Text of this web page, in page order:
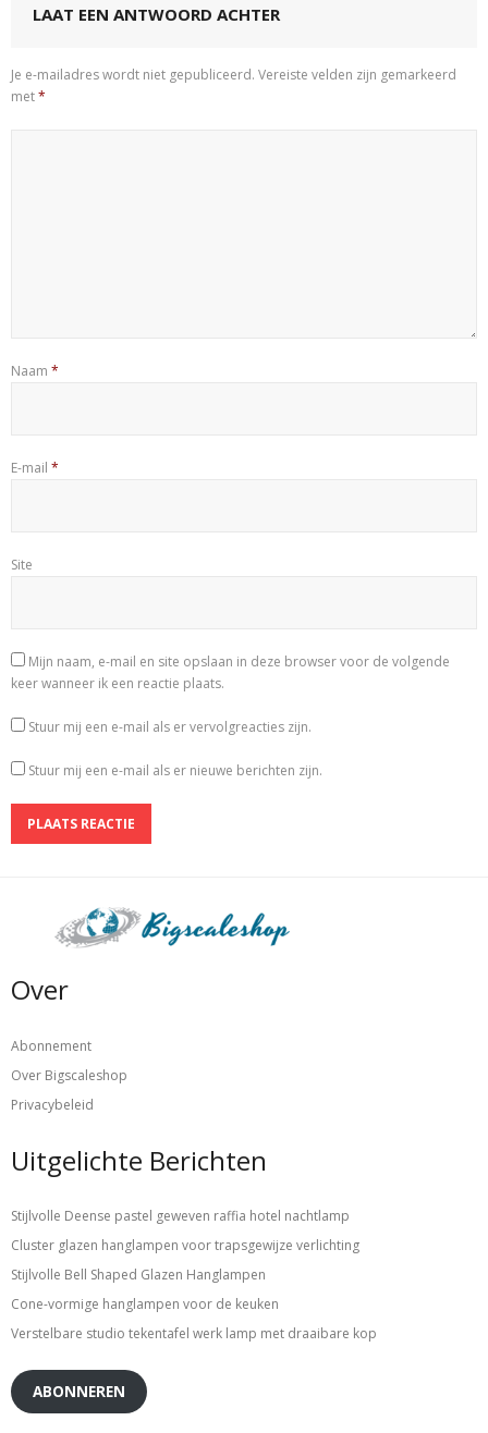
LAAT EEN ANTWOORD ACHTER
Je e-mailadres wordt niet gepubliceerd. Vereiste velden zijn gemarkeerd
met*
Naam *
E-mail *
Site
Mijn naam, e-mail en site opslaan in deze browser voor de volgende
keer wanneer ik een reactie plaats.
Stuur mij een e-mail als er vervolgreacties zijn.
Stuur mij een e-mail als er nieuwe berichten zijn.
Over
Abonnement
Over Bigscaleshop
Privacybeleid
Uitgelichte Berichten
Stijlvolle Deense pastel geweven raffia hotel nachtlamp
Cluster glazen hanglampen voor trapsgewijze verlichting
Stijlvolle Bell Shaped Glazen Hanglampen
Cone-vormige hanglampen voor de keuken
Verstelbare studio tekentafel werk lamp met draaibare kop
ABONNEREN